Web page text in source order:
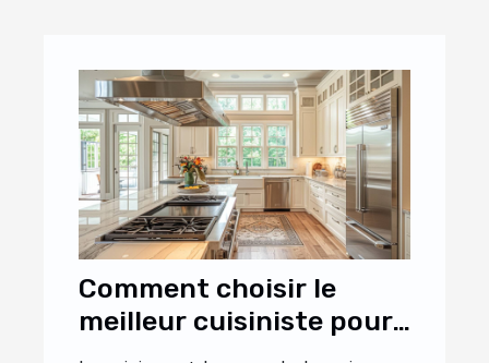
Comment choisir le
meilleur cuisiniste pour
votre maison